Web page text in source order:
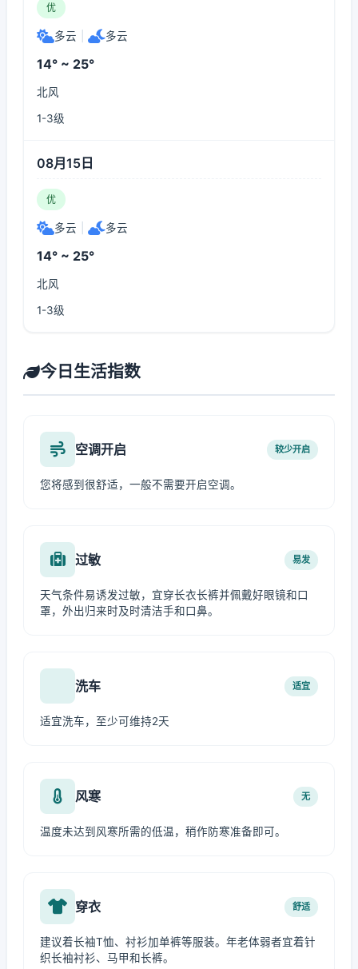
优
多云 多云
14° ~ 25°
北风
1-3级
08月15日
优
多云 多云
14° ~ 25°
北风
1-3级
今日生活指数
空调开启 较少开启
您将感到很舒适，一般不需要开启空调。
过敏 易发
天气条件易诱发过敏，宜穿长衣长裤并佩戴好眼镜和口
罩，外出归来时及时清洁手和口鼻。
洗车 适宜
适宜洗车，至少可维持2天
风寒 无
温度未达到风寒所需的低温，稍作防寒准备即可。
穿衣 舒适
建议着长袖T恤、衬衫加单裤等服装。年老体弱者宜着针
织长袖衬衫、马甲和长裤。